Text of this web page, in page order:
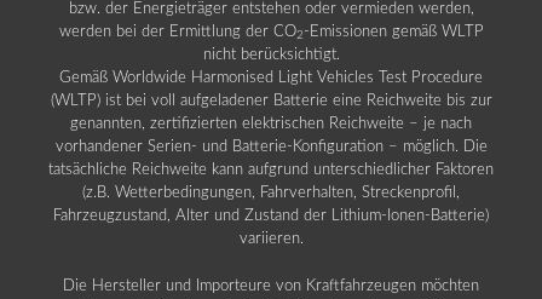
bzw. der Energieträger entstehen oder vermieden werden,
werden bei der Ermittlung der CO2 -Emissionen gemäß WLTP
nicht berücksichtigt.
Gemäß Worldwide Harmonised Light Vehicles Test Procedure
(WLTP) ist bei voll aufgeladener Batterie eine Reichweite bis zur
genannten, zertifizierten elektrischen Reichweite – je nach
vorhandener Serien- und Batterie-Konfiguration – möglich. Die
tatsächliche Reichweite kann aufgrund unterschiedlicher Faktoren
(z.B. Wetterbedingungen, Fahrverhalten, Streckenprofil,
Fahrzeugzustand, Alter und Zustand der Lithium-Ionen-Batterie)
variieren.
Die Hersteller und Importeure von Kraftfahrzeugen möchten